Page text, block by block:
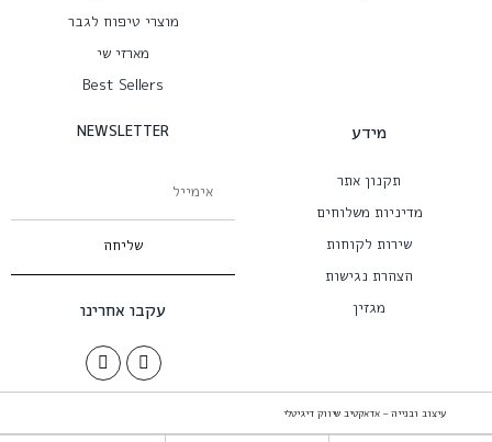
מוצרי טיפוח לגבר
מארזי שי
Best Sellers
מידע
תקנון אתר
מדיניות משלוחים
שירות לקוחות
הצהרת נגישות
מגזין
NEWSLETTER
שליחה
עקבו אחרינו
עיצוב ובנייה – אדאקטיב שיווק דיגיטלי